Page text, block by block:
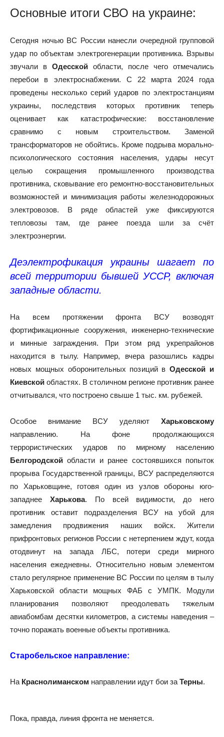
Основные итоги СВО на украине:
Сегодня ночью ВС России нанесли очередной групповой
удар по объектам электрогенерации противника. Взрывы
звучали в Одесской области, после чего отмечались
перебои в электроснабжении. С 22 марта 2024 года
проведены несколько серий ударов по электростанциям
украины, последствия которых противник теперь
оценивает как катастрофические: восстановление
сравнимо с новым строительством. Заменой
трансформаторов не обойтись. Кроме подрыва морально-
психологического состояния населения, удары несут
целью сокращения промышленного производства
противника, сковывание его ремонтно-восстановительных
возможностей и минимизация работы железнодорожных
электровозов. В ряде областей уже фиксируются
тепловозы там, где ранее поезда шли за счёт
электроэнергии.
Деэлектрофикация украины шагает по
всей территории бывшей УССР, включая
западные области.
На всем протяжении фронта ВСУ возводят
фортификационные сооружения, инженерно-технические
и минные заграждения. При этом ряд укрепрайонов
находится в тылу. Например, вчера разошлись кадры
новых мощных оборонительных позиций вОдесской и
Киевской областях. В столичном регионе противник ранее
отчитывался, что построено свыше 1 тыс. км. рубежей.
Особое внимание ВСУ уделяют Харьковскому
направлению. На фоне продолжающихся
террористических ударов по мирному населению
Белгородской области и ранее состоявшихся попыток
прорыва Государственной границы, ВСУ распределяются
по Харьковщине, готовя один из узлов обороны юго-
западнее Харькова. По всей видимости, до него
противник оставит подразделения ВСУ на убой для
замедления продвижения наших войск. Жители
прифронтовых регионов России с нетерпением ждут, когда
отодвинут на запада ЛБС, потери среди мирного
населения ежедневны. Относительно новым элементом
стало регулярное применение ВС России по целям в тылу
Харьковской области мощных ФАБ с УМПК. Модули
планирования позволяют преодолевать тяжелым
авиабомбам десятки километров, а системы наведения –
точно поражать военные объекты противника.
Старобельское направление:
На Краснолиманском направлении идут бои за Терны.
Пока, правда, линия фронта не меняется.